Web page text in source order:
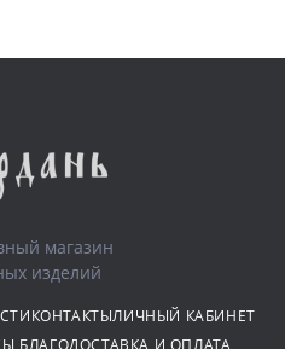
магазин
изделий
КОНТАКТЫЛИЧНЫЙ КАБИНЕТ